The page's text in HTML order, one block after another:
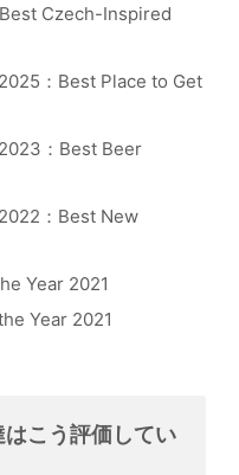
Czech-Inspired
：Best Place to Get
：Best Beer
：Best New
Year 2021
Year 2021
こう評価してい